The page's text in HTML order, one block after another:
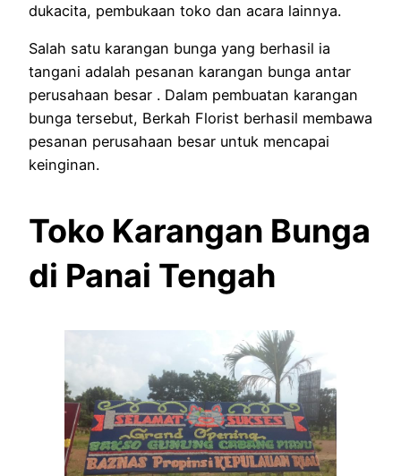
dukacita, pembukaan toko dan acara lainnya.
Salah satu karangan bunga yang berhasil ia
tangani adalah pesanan karangan bunga antar
perusahaan besar . Dalam pembuatan karangan
bunga tersebut, Berkah Florist berhasil membawa
pesanan perusahaan besar untuk mencapai
keinginan.
Toko Karangan Bunga
di Panai Tengah